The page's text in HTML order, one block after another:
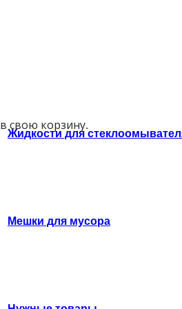
Жидкости для
Мешки для мусора
в свою корзину.